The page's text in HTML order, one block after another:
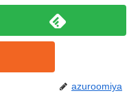
azuroomiya